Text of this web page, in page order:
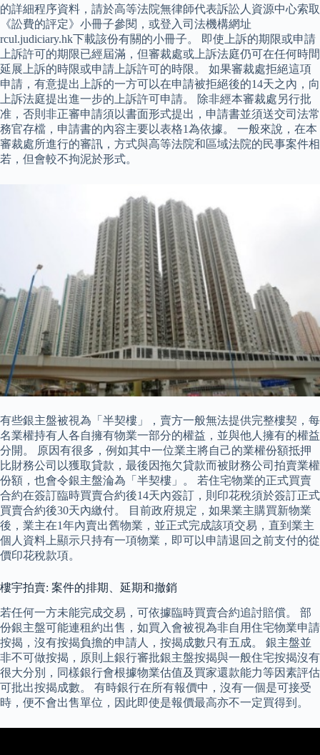
的詳細程序資料，請於高等法院無律師代表訴訟人資源中心索取
《訟費的評定》小冊子參閱，或登入司法機構網址
rcul.judiciary.hk下載該份有關的小冊子。 即使上訴的期限或申請
上訴許可的期限已經屆滿，但審裁處或上訴法庭仍可在任何時間
延展上訴的時限或申請上訴許可的時限。 如果審裁處拒絕這項
申請，有意提出上訴的一方可以在申請被拒絕後的14天之內，向
上訴法庭提出進一步的上訴許可申請。 除非經本審裁處另行批
准，否則非正審申請須以書面形式提出，申請書並須送交司法常
務官存檔，申請書的內容主要以表格1為依據。 一般來說，在本
審裁處所進行的審訊，方式與高等法院和區域法院的民事案件相
若，但會較不拘泥於形式。
有些銀主盤被視為「半契樓」，賣方一般無法提供完整樓契，每
名業權持有人各自擁有物業一部分的權益，並與他人擁有的權益
分開。 原因有很多，例如其中一位業主將自己的業權份額抵押
比財務公司以獲取貸款，最後因拖欠貸款而被財務公司拍賣業權
份額，也會令銀主盤淪為「半契樓」。 若住宅物業的正式買賣
合約在簽訂臨時買賣合約後14天內簽訂，則印花稅須於簽訂正式
買賣合約後30天內繳付。 目前政府規定，如果業主購買新物業
後，業主在1年內賣出舊物業，並正式完成該項交易，直到業主
個人資料上顯示只持有一項物業，即可以申請退回之前支付的從
價印花稅款項。
樓宇拍賣: 案件的排期、延期和撤銷
若任何一方未能完成交易，可依據臨時買賣合約追討賠償。 部
份銀主盤可能連租約出售，如買入會被視為非自用住宅物業申請
按揭，沒有按揭負擔的申請人，按揭成數只有五成。 銀主盤並
非不可做按揭，原則上銀行審批銀主盤按揭與一般住宅按揭沒有
很大分別，同樣銀行會根據物業估值及買家還款能力等因素評估
可批出按揭成數。 有時銀行在所有報價中，沒有一個是可接受
時，便不會出售單位，因此即使是報價最高亦不一定買得到。